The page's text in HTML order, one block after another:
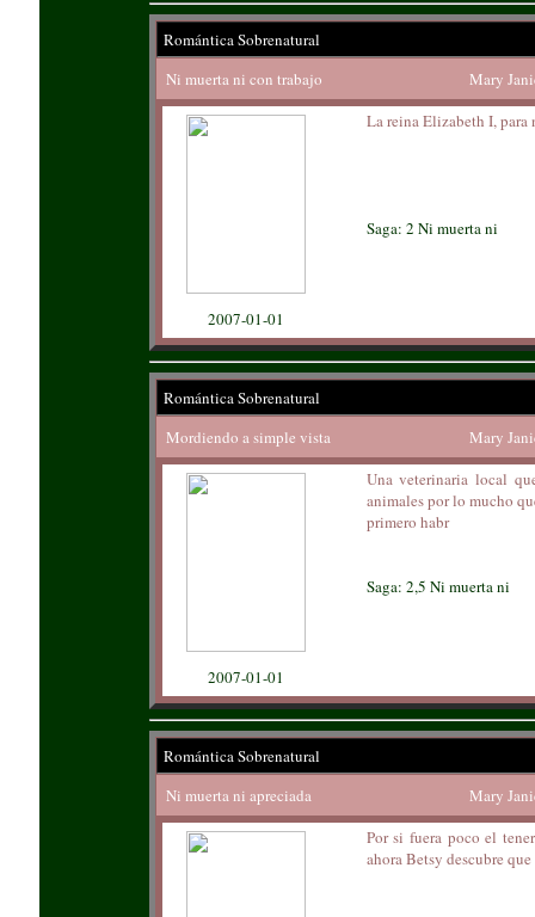
Romántica Sobrenatural
Ni muerta ni con trabajo
Mary
2007-01-01
La reina Elizabeth I, para
Saga: 2 Ni muerta ni
Romántica Sobrenatural
Mordiendo a simple vista
Mary
2007-01-01
Una veterinaria local
animales por lo mucho
primero habr
Saga: 2,5 Ni muerta ni
Romántica Sobrenatural
Ni muerta ni apreciada
Mary
Por si fuera poco el
ahora Betsy descubre